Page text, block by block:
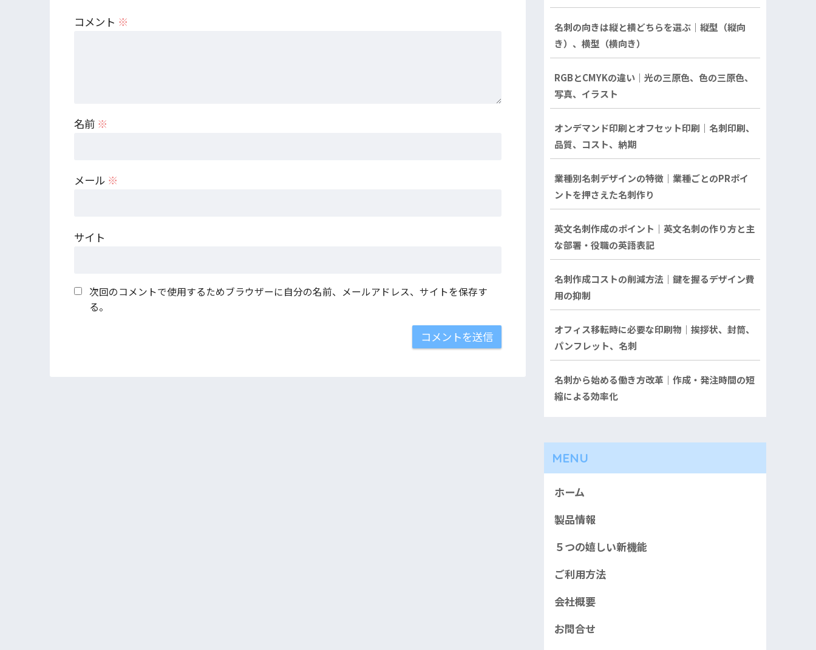
コメント ※
名前 ※
メール ※
サイト
次回のコメントで使用するためブラウザーに自分の名前、メールアドレス、サイトを保存す
る。
名刺の向きは縦と横どちらを選ぶ｜縦型（縦向
き）、横型（横向き）
RGBとCMYKの違い｜光の三原色、色の三原色、
写真、イラスト
オンデマンド印刷とオフセット印刷｜名刺印刷、
品質、コスト、納期
業種別名刺デザインの特徴｜業種ごとのPRポイ
ントを押さえた名刺作り
英文名刺作成のポイント｜英文名刺の作り方と主
な部署・役職の英語表記
名刺作成コストの削減方法｜鍵を握るデザイン費
用の抑制
オフィス移転時に必要な印刷物｜挨拶状、封筒、
パンフレット、名刺
名刺から始める働き方改革｜作成・発注時間の短
縮による効率化
MENU
ホーム
製品情報
５つの嬉しい新機能
ご利用方法
会社概要
お問合せ